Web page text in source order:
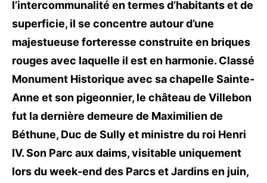
l’intercommunalité en termes d’habitants et de
superficie, il se concentre autour d’une
majestueuse forteresse construite en briques
rouges avec laquelle il est en harmonie. Classé
Monument Historique avec sa chapelle Sainte-
Anne et son pigeonnier, le château de Villebon
fut la dernière demeure de Maximilien de
Béthune, Duc de Sully et ministre du roi Henri
IV. Son Parc aux daims, visitable uniquement
lors du week-end des Parcs et Jardins en juin,